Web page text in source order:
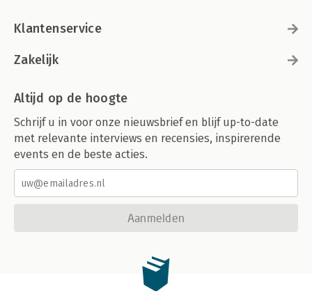
Klantenservice
Zakelijk
Altijd op de hoogte
Schrijf u in voor onze nieuwsbrief en blijf up-to-date
met relevante interviews en recensies, inspirerende
events en de beste acties.
Aanmelden